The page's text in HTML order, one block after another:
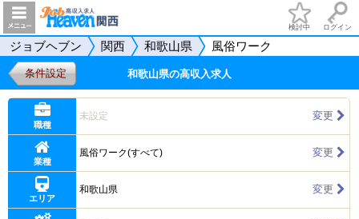
検討中 ログイン
ジョブヘブン 関西 和歌山県 風俗ワーク
条件設定 和歌山県の高収入求人
職種
未設定 変更
業種
風俗ワーク(すべて) 変更
エリア
和歌山県 変更